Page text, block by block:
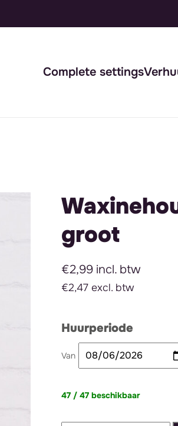
Complete settings
groot
€2,99 incl. btw
€2,47 excl. btw
Huurperiode
Van
47 / 47 beschikbaar